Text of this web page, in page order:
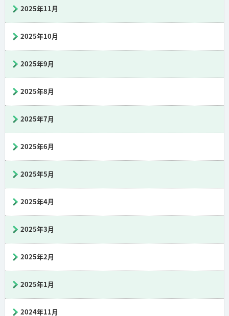
2025年11月
2025年10月
2025年9月
2025年8月
2025年7月
2025年6月
2025年5月
2025年4月
2025年3月
2025年2月
2025年1月
2024年11月